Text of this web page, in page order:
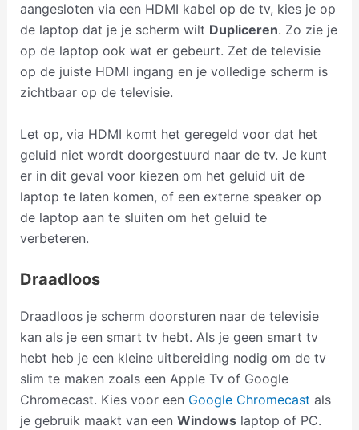
aangesloten via een HDMI kabel op de tv, kies je op
de laptop dat je je scherm wilt Dupliceren. Zo zie je
op de laptop ook wat er gebeurt. Zet de televisie
op de juiste HDMI ingang en je volledige scherm is
zichtbaar op de televisie.
Let op, via HDMI komt het geregeld voor dat het
geluid niet wordt doorgestuurd naar de tv. Je kunt
er in dit geval voor kiezen om het geluid uit de
laptop te laten komen, of een externe speaker op
de laptop aan te sluiten om het geluid te
verbeteren.
Draadloos
Draadloos je scherm doorsturen naar de televisie
kan als je een smart tv hebt. Als je geen smart tv
hebt heb je een kleine uitbereiding nodig om de tv
slim te maken zoals een Apple Tv of Google
Chromecast. Kies voor een Google Chromecast als
je gebruik maakt van een Windowslaptop of PC.